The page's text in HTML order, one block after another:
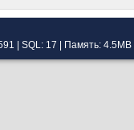
| SQL: 17 | Память: 4.5MB